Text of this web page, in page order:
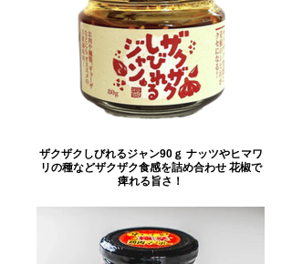
ザクザクしびれるジャン90ｇ ナッツやヒマワ
リの種などザクザク食感を詰め合わせ 花椒で
痺れる旨さ！